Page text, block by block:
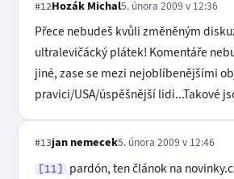
#12Hozák Michal5. února 2009 v 12:36
Přece nebudeš kvůli změněným
ultralevičácký plátek! Komentáře
jiné, zase se mezi nejoblíbenějšími
pravici/USA/úspěšnější lidi...Takové
#13jan nemecek5. února 2009 v 12:46
[11]
pardón, ten článok na